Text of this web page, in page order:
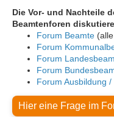
Die Vor- und Nachteile
Beamtenforen
Forum Beamte(alle
Forum
Forum
Forum
Forum Ausbildung
Hier eine Frage im